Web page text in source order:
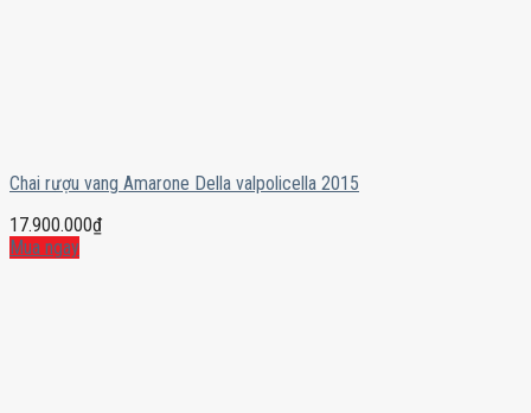
Chai rượu vang Amarone Della valpolicella 2015
17.900.000₫
Mua ngay